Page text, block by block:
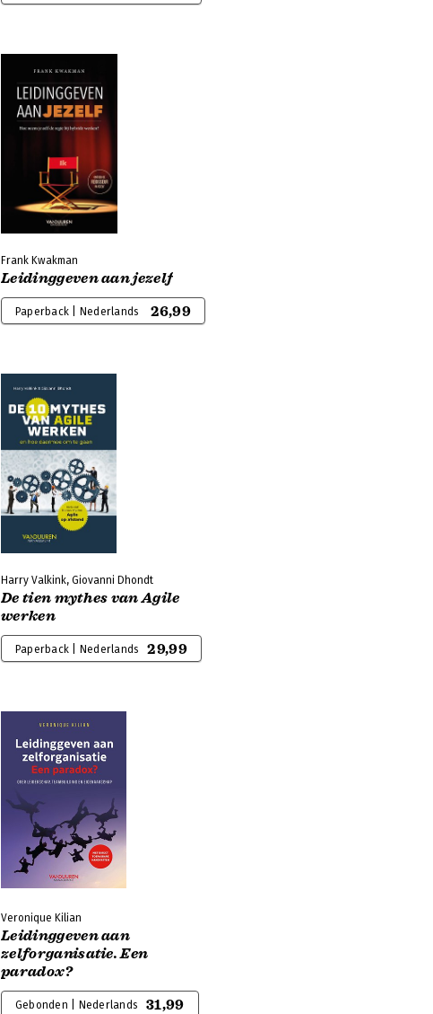
Frank Kwakman
Leidinggeven aan jezelf
Paperback | Nederlands 26,99
Harry Valkink, Giovanni Dhondt
De tien mythes van Agile
werken
Paperback | Nederlands 29,99
Veronique Kilian
Leidinggeven aan
zelforganisatie. Een
paradox?
Gebonden | Nederlands 31,99